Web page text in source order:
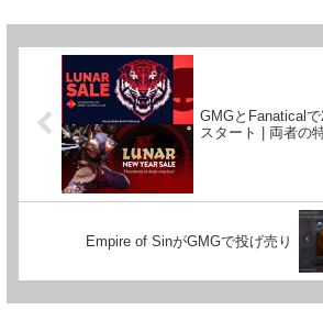
GMGとFanatical
スタート | 両者の
Empire of SinがGMGで投げ売り